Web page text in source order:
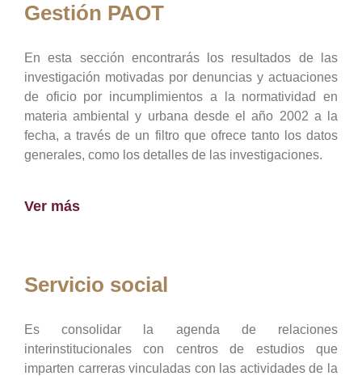
Gestión PAOT
En esta sección encontrarás los resultados de las
investigación motivadas por denuncias y actuaciones
de oficio por incumplimientos a la normatividad en
materia ambiental y urbana desde el año 2002 a la
fecha, a través de un filtro que ofrece tanto los datos
generales, como los detalles de las investigaciones.
Ver más
Servicio social
Es consolidar la agenda de relaciones
interinstitucionales con centros de estudios que
imparten carreras vinculadas con las actividades de la